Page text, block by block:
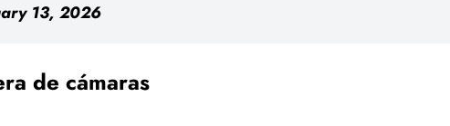
13, 2026
de cámaras